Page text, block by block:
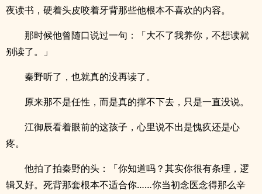
夜读书，硬着头皮咬着牙背那些他根本不喜欢的内容。
那时候他曾随口说过一句：「大不了我养你，不想读就
别读了。」
秦野听了，也就真的没再读了。
原来那不是任性，而是真的撑不下去，只是一直没说。
江御辰看着眼前的这孩子，心里说不出是愧疚还是心
疼。
他拍了拍秦野的头：「你知道吗？其实你很有条理，逻
辑又好。死背那套根本不适合你……你当初念医念得那么辛